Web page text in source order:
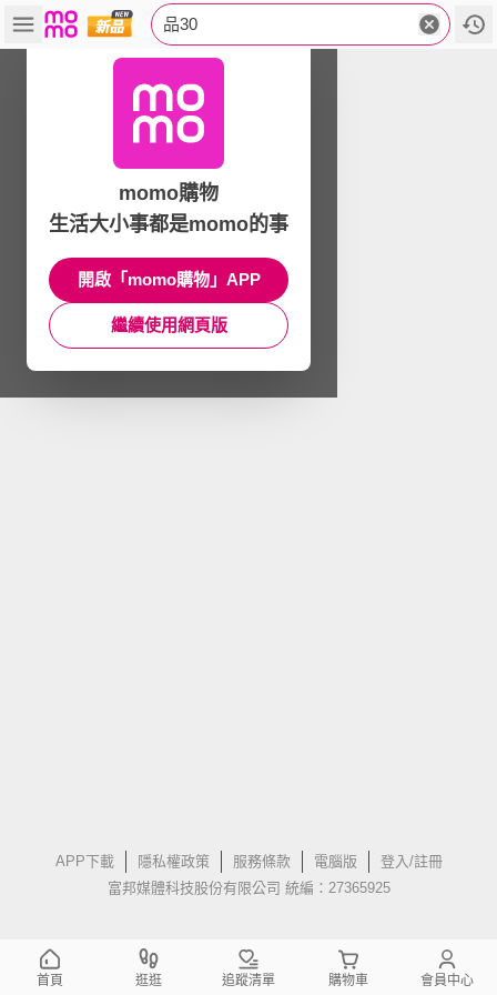
品30
APP下載 隱私權政策 服務條款 電腦版
登入/註冊
富邦媒體科技股份有限公司 統編：27365925
momo購物
生活大小事都是momo的事
開啟「momo購物」APP
繼續使用網頁版
首頁 逛逛 追蹤清單 購物車 會員中心